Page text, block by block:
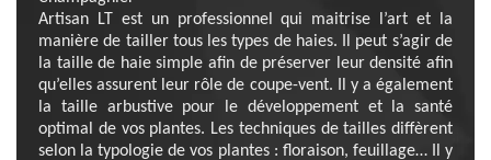
Artisan LT est un professionnel qui maitrise l’art et la
manière de tailler tous les types de haies. Il peut s’agir de
la taille de haie simple afin de préserver leur densité afin
qu’elles assurent leur rôle de coupe-vent. Il y a également
la taille arbustive pour le développement et la santé
optimal de vos plantes. Les techniques de tailles diffèrent
selon la typologie de vos plantes : floraison, feuillage… Il y